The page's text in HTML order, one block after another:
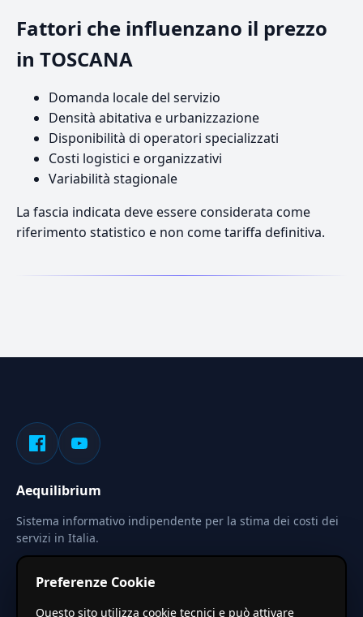
Fattori che influenzano il prezzo
in TOSCANA
Domanda locale del servizio
Densità abitativa e urbanizzazione
Disponibilità di operatori specializzati
Costi logistici e organizzativi
Variabilità stagionale
La fascia indicata deve essere considerata come
riferimento statistico e non come tariffa definitiva.
Aequilibrium
Sistema informativo indipendente per la stima dei costi dei
servizi in Italia.
Le stime pubblicate sono calcolate tramite coefficienti
Preferenze Cookie
Questo sito utilizza cookie tecnici e può attivare